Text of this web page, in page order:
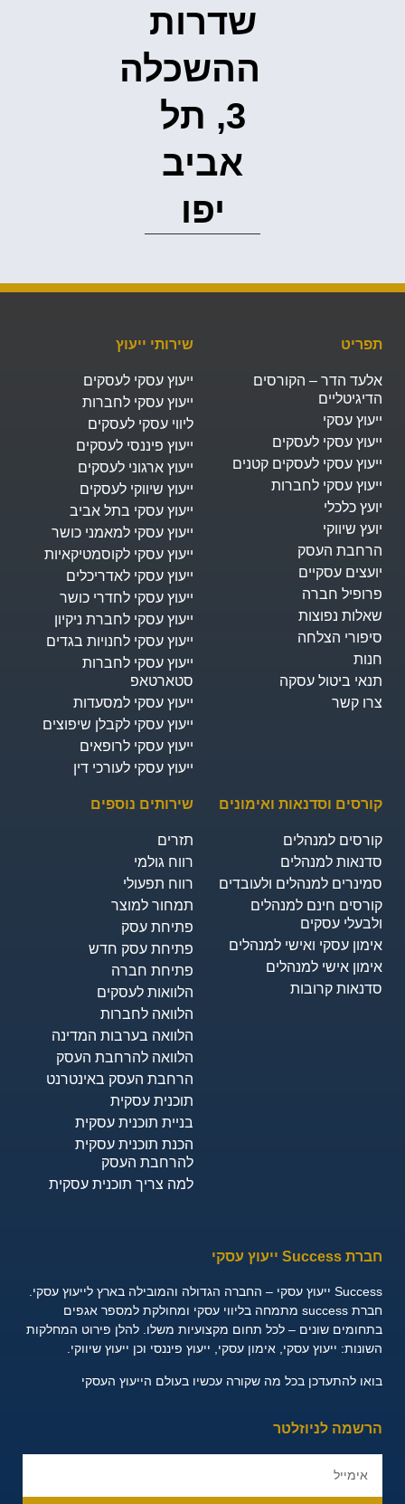
שדרות
ההשכלה
3, תל
אביב
יפו‭
תפריט
אלעד הדר – הקורסים
הדיגיטליים
ייעוץ עסקי
ייעוץ עסקי לעסקים
ייעוץ עסקי לעסקים קטנים
ייעוץ עסקי לחברות
יועץ כלכלי
יועץ שיווקי
הרחבת העסק​
יועצים עסקיים
פרופיל חברה
שאלות נפוצות
סיפורי הצלחה
חנות
תנאי ביטול עסקה
צרו קשר
שירותי ייעוץ
ייעוץ עסקי לעסקים
ייעוץ עסקי לחברות
ליווי עסקי לעסקים
ייעוץ פיננסי לעסקים
ייעוץ ארגוני לעסקים
ייעוץ שיווקי לעסקים
ייעוץ עסקי בתל אביב
ייעוץ עסקי למאמני כושר
ייעוץ עסקי לקוסמטיקאיות
ייעוץ עסקי לאדריכלים
ייעוץ עסקי לחדרי כושר
ייעוץ עסקי לחברת ניקיון
ייעוץ עסקי לחנויות בגדים
ייעוץ עסקי לחברות
סטארטאפ
ייעוץ עסקי למסעדות
ייעוץ עסקי לקבלן שיפוצים
ייעוץ עסקי לרופאים
ייעוץ עסקי לעורכי דין
קורסים וסדנאות ואימונים
קורסים למנהלים
סדנאות למנהלים
סמינרים למנהלים ולעובדים
קורסים חינם למנהלים
ולבעלי עסקים
אימון עסקי ואישי למנהלים
אימון אישי למנהלים
סדנאות קרובות
שירותים נוספים
תזרים
רווח גולמי
רווח תפעולי
תמחור למוצר
פתיחת עסק
פתיחת עסק חדש
פתיחת חברה
הלוואות לעסקים​
הלוואה לחברות
הלוואה בערבות המדינה
הלוואה להרחבת העסק
הרחבת העסק באינטרנט
תוכנית עסקית
בניית תוכנית עסקית
הכנת תוכנית עסקית
להרחבת העסק
למה צריך תוכנית עסקית
חברת Success ייעוץ עסקי
Success ייעוץ עסקי – החברה הגדולה והמובילה בארץ לייעוץ עסקי.
חברת success מתמחה בליווי עסקי ומחולקת למספר אגפים
בתחומים שונים – לכל תחום מקצועיות משלו. להלן פירוט המחלקות
השונות: ייעוץ עסקי, אימון עסקי, ייעוץ פיננסי וכן ייעוץ שיווקי.
בואו להתעדכן בכל מה שקורה עכשיו בעולם הייעוץ העסקי
הרשמה לניוזלטר